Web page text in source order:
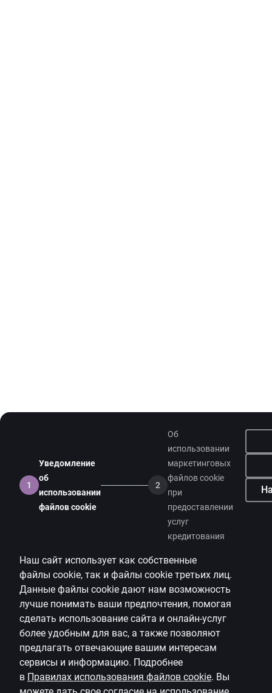
1
Уведомление
об
использовании
файлов cookie
2
Об
использовании
маркетинговых
файлов cookie
при
предоставлении
услуг
кредитования
Наш сайт использует как собственные
файлы cookie, так и файлы cookie третьих лиц.
Данные файлы cookie дают нам возможность
лучше понимать ваши предпочтения, помогая
сделать использование сайта и онлайн-услуг
более удобным для вас, а также позволяют
предлагать отвечающие вашим интересам
сервисы и информацию. Подробнее
в Правилах использования файлов cookie. Вы